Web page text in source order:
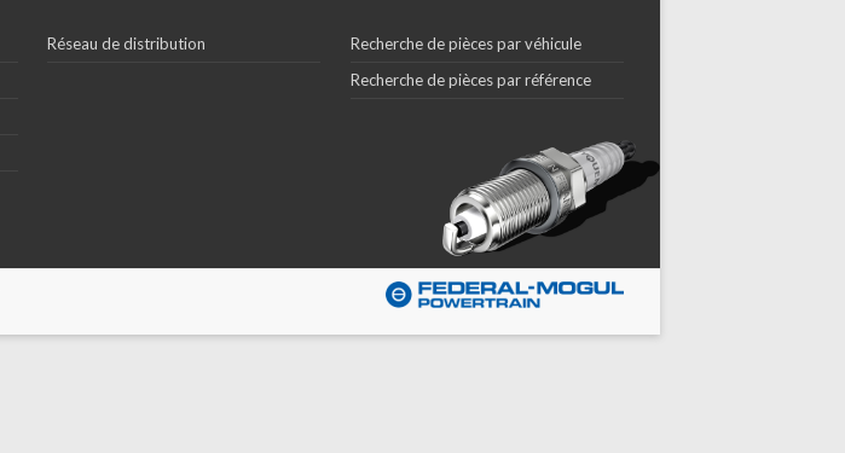
Réseau de distribution
Recherche de pièces par véhicule
Recherche de pièces par référence